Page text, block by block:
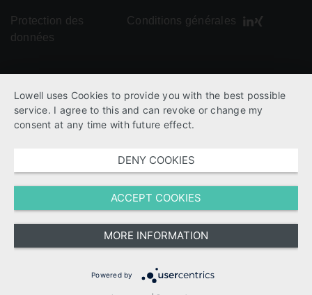
Protection des
données
Conditions générales
Lowell uses Cookies to provide you with the best possible
service. I agree to this and can revoke or change my
consent at any time with future effect.
DENY COOKIES
ACCEPT COOKIES
MORE INFORMATION
Powered by